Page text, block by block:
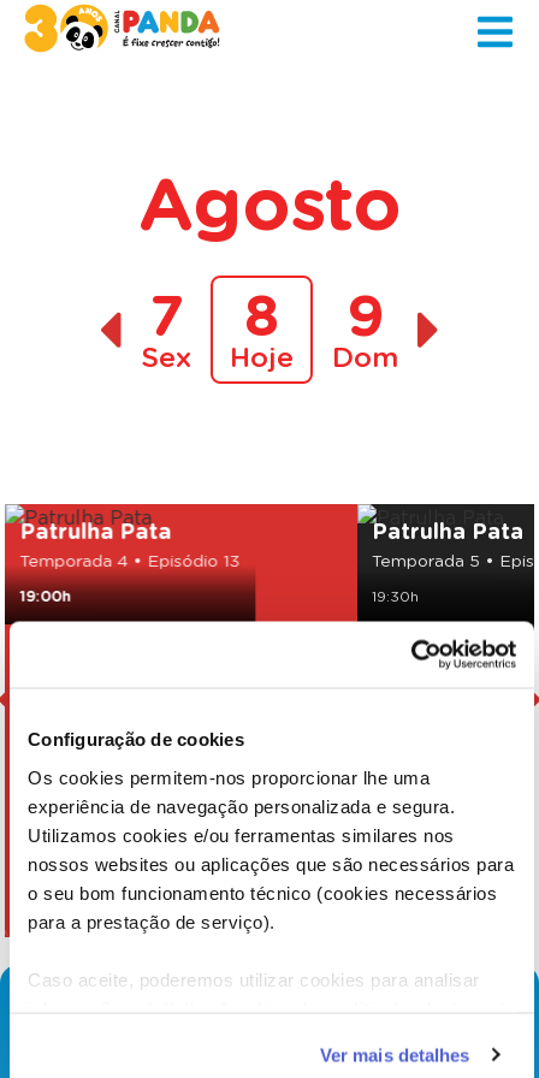
Configuração de cookies
Os cookies permitem-nos proporcionar lhe uma
experiência de navegação personalizada e segura.
Utilizamos cookies e/ou ferramentas similares nos
nossos websites ou aplicações que são necessários para
o seu bom funcionamento técnico (cookies necessários
para a prestação de serviço).
Caso aceite, poderemos utilizar cookies para analisar
funcionalidades (cookies de personalização e
Ver mais detalhes
Agosto
7
Sex
8
Hoje
9
Dom
Patrulha Pata
Temporada 4 • Episódio 13
19:00h
Patrulha Pata
Temporada 5 •
19:30h